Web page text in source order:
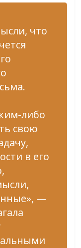
что
либо
свою
в его
—